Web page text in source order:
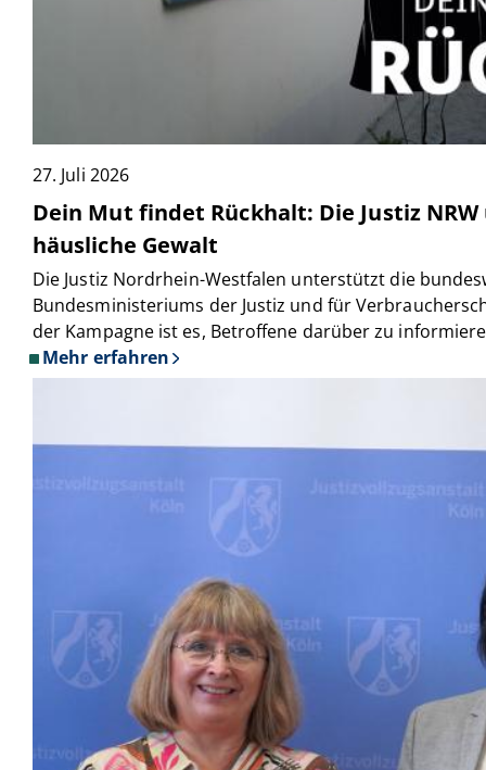
27. Juli 2026
Dein Mut findet Rückhalt: Die Justiz
häusliche Gewalt
Die Justiz Nordrhein-Westfalen unterstützt die
Bundesministeriums der Justiz und für
der Kampagne ist es, Betroffene darüber zu
Mehr erfahrenüber
Dein
Justiz
Informationskampagne
gegen
häusliche
Gewalt